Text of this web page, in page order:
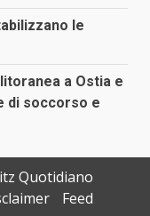
le
a Ostia e
di soccorso e
Quotidiano
Feed